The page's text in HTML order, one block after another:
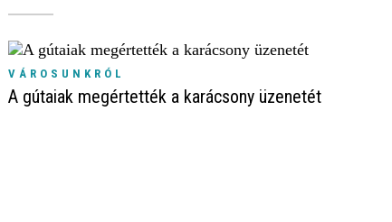
VÁROSUNKRÓL
A gútaiak megértették a karácsony üzenetét